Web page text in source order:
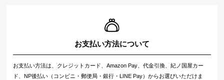
お支払い方法について
お支払い方法は、クレジットカード、Amazon Pay、代金引換、紀ノ国屋カー
ド、NP後払い（コンビニ・郵便局・銀行・LINE Pay）からお選びいただけま